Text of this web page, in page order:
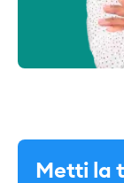
Metti la